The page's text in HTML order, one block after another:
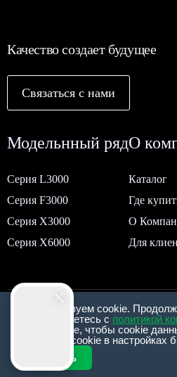
Качество создает будущее
Связаться с нами
Модельнный ряд
Серия L3000
Серия F3000
Серия Х3000
Серия Х6000
О
Каталог
Где
О
Для
Согласие на обработку персональных
Политика обработки персональных
Официальный дилер «SHACMAN» в
© 2010-2026г. ООО "ВЭЛМО РУС"
Смотреть онлайн
Мы используем cookie.
вы соглашаетесь с политикой
вы не хотите, чтобы сookie
отключите cookie в настройках
Принять